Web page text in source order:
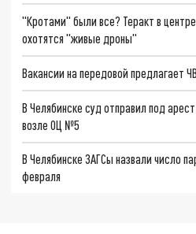
"Кротами" были все? Теракт в
охотятся "живые дроны"
Вакансии на передовой предлагает
В Челябинске суд отправил под
возле ОЦ №5
В Челябинске ЗАГСы назвали число
февраля